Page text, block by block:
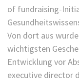
of fundraising-
Von dort aus
wichtigsten
Entwicklung vor
executive director